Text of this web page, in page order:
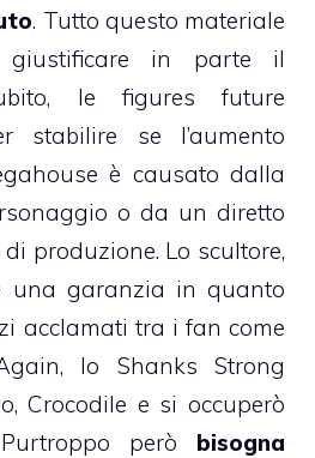
. Tutto questo materiale
giustificare in parte il
le figures future
stabilire se l’aumento
è causato dalla
o da un diretto
produzione. Lo scultore,
una garanzia in quanto
acclamati tra i fan come
lo Shanks Strong
Crocodile e si occuperò
però bisogna